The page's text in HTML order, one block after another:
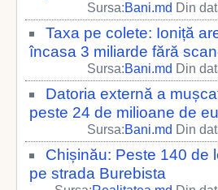
Sursa:Bani.md Din
Taxa pe colete: Ioniță
încasa 3 miliarde fără
Sursa:Bani.md Din
Datoria externă a
peste 24 de milioane de
Sursa:Bani.md Din
Chișinău: Peste 140 de
pe strada Burebista